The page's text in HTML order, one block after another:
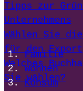
Tipps zur
Unternehmens
Wählen Sie
für den Export
Welches
Sie wählen?
Familie
Wohnen
Konsum